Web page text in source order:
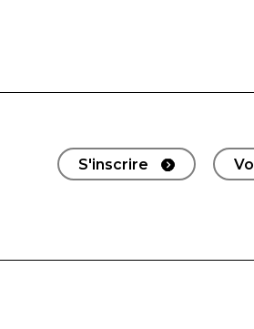
S'inscrire